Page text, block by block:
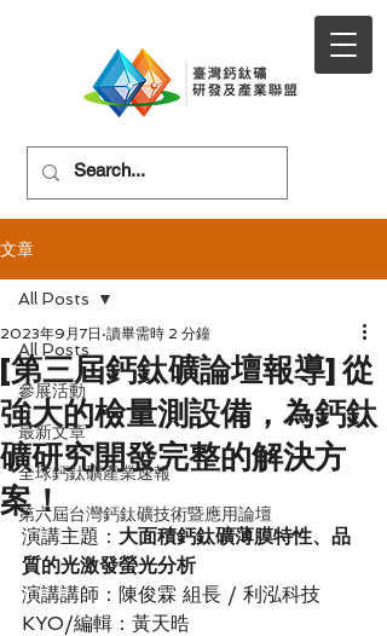
文章
All Posts
參展活動
最新文章
全球鈣鈦礦產業速報
第六屆台灣鈣鈦礦技術暨應用論壇
All Posts
[第三屆鈣鈦礦論壇報導] 從
強大的檢量測設備，為鈣鈦
礦研究開發完整的解決方
案！
2023年9月7日 讀畢需時 2 分鐘
演講主題： 大面積鈣鈦礦薄膜特性、品
質的光激發螢光分析
演講講師：陳俊霖 組長 / 利泓科技
KYO/編輯：黃天晧